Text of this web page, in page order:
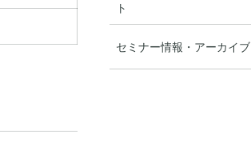
ト
セミナー情報・アーカイブ